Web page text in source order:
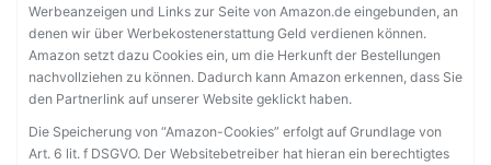
Werbeanzeigen und Links zur Seite von Amazon.de eingebunden, an
denen wir über Werbekostenerstattung Geld verdienen können.
Amazon setzt dazu Cookies ein, um die Herkunft der Bestellungen
nachvollziehen zu können. Dadurch kann Amazon erkennen, dass Sie
den Partnerlink auf unserer Website geklickt haben.
Die Speicherung von “Amazon-Cookies” erfolgt auf Grundlage von
Art. 6 lit. f DSGVO. Der Websitebetreiber hat hieran ein berechtigtes